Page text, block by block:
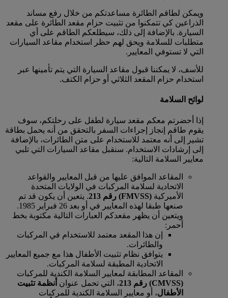
ويمكن لطاقم الطائرة مساعدتكم من خلال رفع مساند
الذراعين كي تتمكنوا من تثبيت حزام مقعد الطائرة على مقعد
السيارة. بالإضافة إلى ذلك، سيطلعكم الطاقم على أي
متطلبات للسلامة ويحق لهم حظر استخدام مقاعد السيارات
التي لا تستوفي المعايير.
للأسف، لا يمكننا قبول مقاعد السيارة التي يتم تأمينها عبر
استخدام حزام المقعد الثلاثي أو حزام الكتف.
لوائح السلامة
إذا أحضرتم معكم مقعد سيارة لطفل على رحلتكم، سوف
يقوم طاقم إنجاز إجراءات السفر بالتحقق من أنه يحمل بطاقة
تشير إلى أنه معتمد للاستخدام على متن الطائرات، بالإضافة
إلى إرشادات الاستخدام. سنقبل مقاعد السيارات التي تلبي
معايير السلامة التالية:
المقاعد الموافق عليها من قبل المعايير والقواعد
الاتحادية لسلامة المركبات في الولايات المتحدة
الأميركية (FMVSS) رقم 213
. يتعين أن يكون قد تم
صنعها طبقا لهذه المعايير في أو بعد 26 فبراير 1985.
ويتعين أن يظهر مقعدكم العبارات التالية مكتوبة بخط
أحمر:
إن هذا المقعد معتمد للاستخدام في المركبات
والطائرات.
يتوافق نظام تثبيت الأطفال هذا مع جميع المعايير
الاتحادية المطبقة لسلامة المركبات.
المقاعد المطابقة لمعايير السلامة الكندية للمركبات
(CMVSS) رقم 213
، التي تحمل عنوان أنظمة تثبيت
الأطفال، أو معايير السلامة الكندية للمركبات